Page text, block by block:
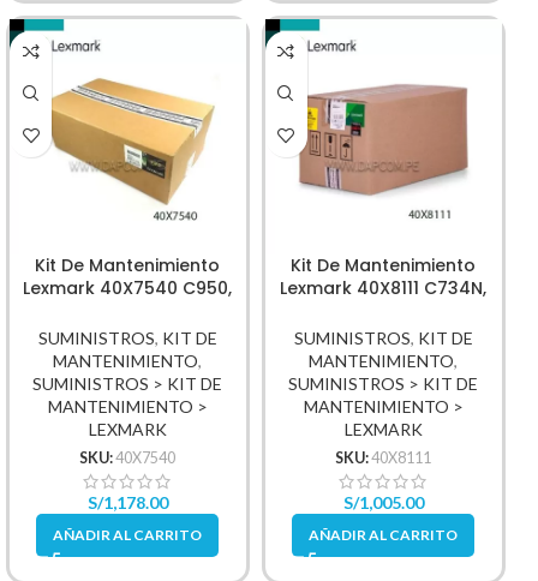
Kit De Mantenimiento
Lexmark 40X7540 C950,
SUMINISTROS, KIT DE
MANTENIMIENTO,
SUMINISTROS > KIT DE
MANTENIMIENTO >
LEXMARK
SKU:40X7540
S/1,178.00
AÑADIR AL CARRITO
Kit De Mantenimiento
Lexmark 40X8111 C734N,
SUMINISTROS, KIT DE
MANTENIMIENTO,
SUMINISTROS > KIT DE
MANTENIMIENTO >
LEXMARK
SKU:40X8111
S/1,005.00
AÑADIR AL CARRITO